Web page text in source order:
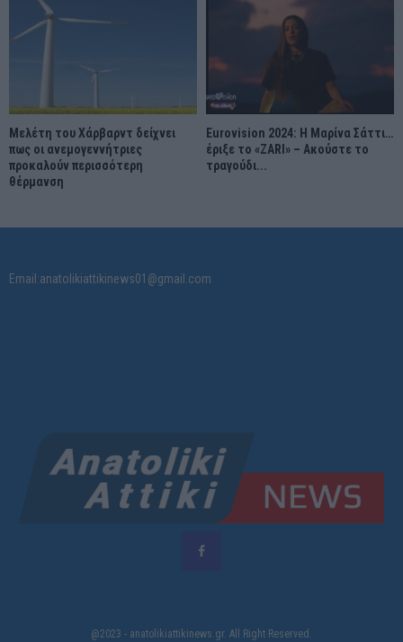
Μελέτη του Χάρβαρντ δείχνει
πως οι ανεμογεννήτριες
προκαλούν περισσότερη
θέρμανση
Eurovision 2024: Η Μαρίνα Σάττι…
έριξε το «ZARI» – Ακούστε το
τραγούδι...
Email:anatolikiattikinews01@gmail.com
@2023 - anatolikiattikinews.gr. All Right Reserved.